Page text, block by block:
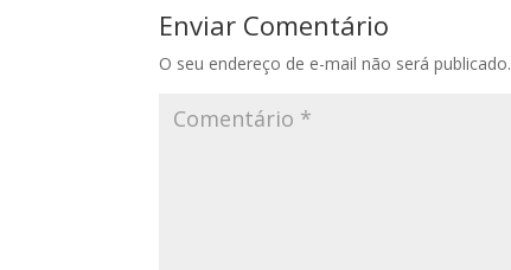
Enviar Comentário
O seu endereço de e-mail não será publicado.